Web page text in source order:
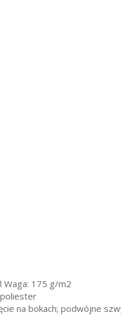
Waga: 175 g/m2
poliester
na bokach; podwójne